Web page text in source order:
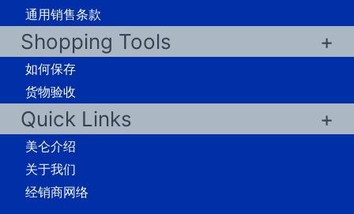
通用销售条款
Shopping Tools
如何保存
货物验收
Quick Links
美仑介绍
关于我们
经销商网络